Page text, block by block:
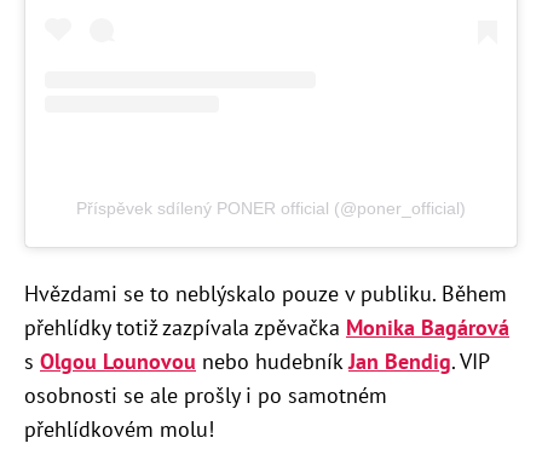
Příspěvek sdílený PONER official (@poner_official)
Hvězdami se to neblýskalo pouze v publiku. Během
přehlídky totiž zazpívala zpěvačka Monika Bagárová
s Olgou Lounovou nebo hudebníkJan Bendig. VIP
osobnosti se ale prošly i po samotném
přehlídkovém molu!